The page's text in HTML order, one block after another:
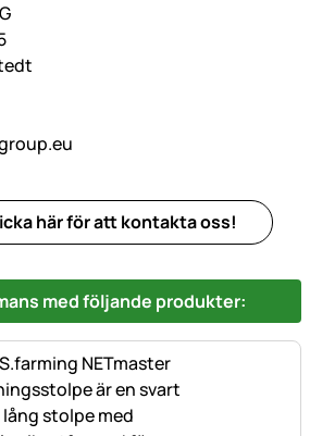
här för att kontakta oss!
med följande produkter: